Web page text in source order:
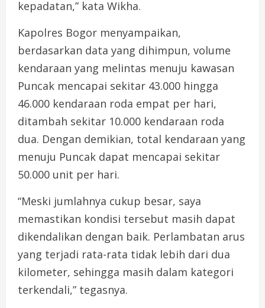
kepadatan,” kata Wikha.
Kapolres Bogor menyampaikan,
berdasarkan data yang dihimpun, volume
kendaraan yang melintas menuju kawasan
Puncak mencapai sekitar 43.000 hingga
46.000 kendaraan roda empat per hari,
ditambah sekitar 10.000 kendaraan roda
dua. Dengan demikian, total kendaraan yang
menuju Puncak dapat mencapai sekitar
50.000 unit per hari.
“Meski jumlahnya cukup besar, saya
memastikan kondisi tersebut masih dapat
dikendalikan dengan baik. Perlambatan arus
yang terjadi rata-rata tidak lebih dari dua
kilometer, sehingga masih dalam kategori
terkendali,” tegasnya.